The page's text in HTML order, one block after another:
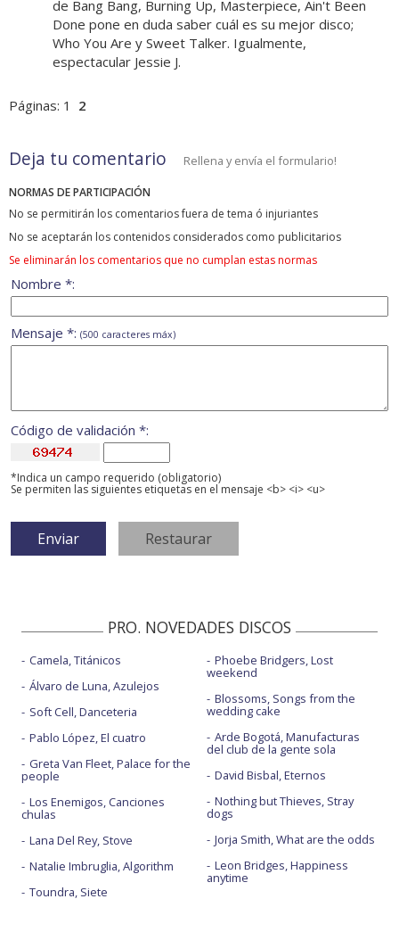
de Bang Bang, Burning Up, Masterpiece, Ain't Been
Done pone en duda saber cuál es su mejor disco;
Who You Are y Sweet Talker. Igualmente,
espectacular Jessie J.
Páginas: 1 2
Deja tu comentario Rellena y envía el formulario!
NORMAS DE PARTICIPACIÓN
No se permitirán los comentarios fuera de tema ó injuriantes
No se aceptarán los contenidos considerados como publicitarios
Se eliminarán los comentarios que no cumplan estas normas
Nombre *:
Mensaje *: (500 caracteres máx)
Código de validación *:
*Indica un campo requerido (obligatorio)
Se permiten las siguientes etiquetas en el mensaje <b> <i> <u>
PRO. NOVEDADES DISCOS
Camela, Titánicos
Álvaro de Luna, Azulejos
Soft Cell, Danceteria
Pablo López, El cuatro
Greta Van Fleet, Palace for the
people
Los Enemigos, Canciones
chulas
Lana Del Rey, Stove
Natalie Imbruglia, Algorithm
Toundra, Siete
Phoebe Bridgers, Lost
weekend
Blossoms, Songs from the
wedding cake
Arde Bogotá, Manufacturas
del club de la gente sola
David Bisbal, Eternos
Nothing but Thieves, Stray
dogs
Jorja Smith, What are the odds
Leon Bridges, Happiness
anytime